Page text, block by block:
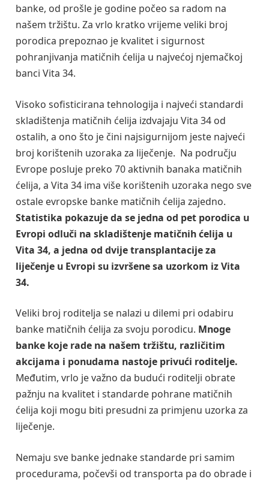
banke, od prošle je godine počeo sa radom na
našem tržištu. Za vrlo kratko vrijeme veliki broj
porodica prepoznao je kvalitet i sigurnost
pohranjivanja matičnih ćelija u najvećoj njemačkoj
banci Vita 34.
Visoko sofisticirana tehnologija i najveći standardi
skladištenja matičnih ćelija izdvajaju Vita 34 od
ostalih, a ono što je čini najsigurnijom jeste najveći
broj korištenih uzoraka za liječenje. Na području
Evrope posluje preko 70 aktivnih banaka matičnih
ćelija, a Vita 34 ima više korištenih uzoraka nego sve
ostale evropske banke matičnih ćelija zajedno.
Statistika pokazuje da se jedna od pet porodica u
Evropi odluči na skladištenje matičnih ćelija u
Vita 34, a jedna od dvije transplantacije za
liječenje u Evropi su izvršene sa uzorkom iz Vita
34.
Veliki broj roditelja se nalazi u dilemi pri odabiru
banke matičnih ćelija za svoju porodicu. Mnoge
banke koje rade na našem tržištu, različitim
akcijama i ponudama nastoje privući roditelje.
Međutim, vrlo je važno da budući roditelji obrate
pažnju na kvalitet i standarde pohrane matičnih
ćelija koji mogu biti presudni za primjenu uzorka za
liječenje.
Nemaju sve banke jednake standarde pri samim
procedurama, počevši od transporta pa do obrade i